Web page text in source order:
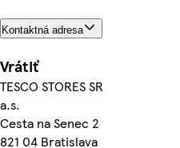
Kontaktná adresa
Vrátiť
TESCO STORES SR
a.s.
Cesta na Senec 2
821 04 Bratislava